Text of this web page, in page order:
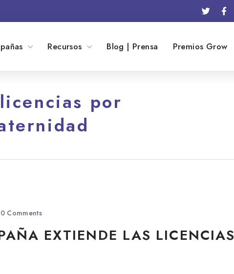
Recursos Blog | Prensa Premios Grow
licencias por
0 Comments
EXTIENDE LAS LICENCIAS